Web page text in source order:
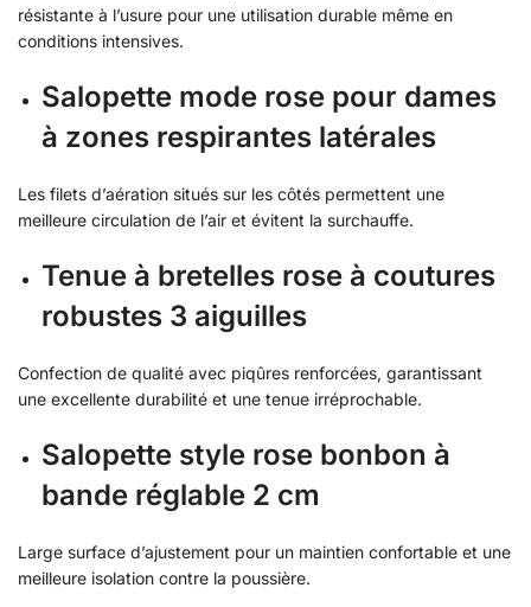
résistante à l’usure pour une utilisation durable même en
conditions intensives.
Salopette mode rose pour dames
à zones respirantes latérales
Les filets d’aération situés sur les côtés permettent une
meilleure circulation de l’air et évitent la surchauffe.
Tenue à bretelles rose à coutures
robustes 3 aiguilles
Confection de qualité avec piqûres renforcées, garantissant
une excellente durabilité et une tenue irréprochable.
Salopette style rose bonbon à
bande réglable 2 cm
Large surface d’ajustement pour un maintien confortable et une
meilleure isolation contre la poussière.